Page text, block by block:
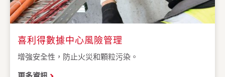
喜利得數據中心風險管理
增強安全性，防止火災和顆粒污染。